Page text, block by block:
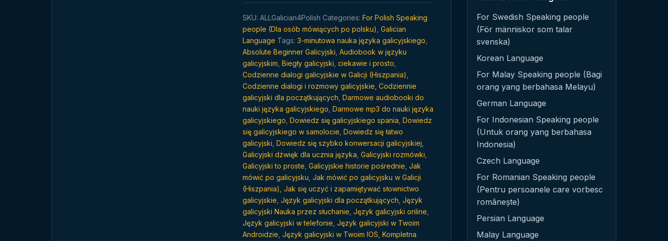
zawsze
i
wszędzie
quantity
SKU: ALLGalician4Polish Categories: For Polish Speaking
people (Dla osób mówiących po polsku) Galician
Language Tags: 3-minutowa nauka języka galicyjskiego
Absolute Beginner Galicyjski Audiobook w języku
galicyjskim Biegły galicyjski ciekawie i prosto
Codzienne dialogi galicyjskie w Galicji (Hiszpania)
Codzienne dialogi i rozmowy galicyjskie Codziennie
galicyjski dla początkujących Darmowe audiobooki do
nauki języka galicyjskiego Darmowe mp3 do nauki języka
galicyjskiego Dowiedz się galicyjskiego spania Dowiedz
się galicyjskiego w samolocie Dowiedz się łatwo
galicyjski Dowiedz się szybko konwersacji galicyjskiej
Galicyjski dźwięk dla ucznia języka Galicyjski rozmówki
Galicyjski to proste Galicyjskie historie pośrednie Jak
mówić po galicyjsku Jak mówić po galicyjsku w Galicji
(Hiszpania) Jak się uczyć i zapamiętywać słownictwo
galicyjskie Język galicyjski dla początkujących Język
galicyjski Nauka przez słuchanie Język galicyjski online
Język galicyjski w telefonie Język galicyjski w Twoim
Androidzie Język galicyjski w Twoim IOS Kompletna
For Swedish Speaking people
(För människor som talar
svenska)
Korean Language
For Malay Speaking people (Bagi
orang yang berbahasa Melayu)
German Language
For Indonesian Speaking people
(Untuk orang yang berbahasa
Indonesia)
Czech Language
For Romanian Speaking people
(Pentru persoanele care vorbesc
românește)
Persian Language
Malay Language